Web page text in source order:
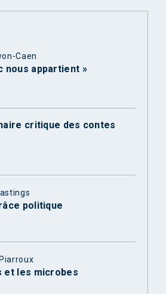
Caen
nous appartient »
critique des contes
politique
et les microbes